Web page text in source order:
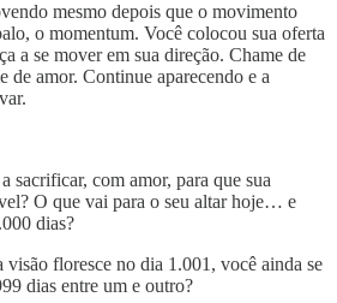
mesmo depois que o movimento
o momentum. Você colocou sua oferta
a se mover em sua direção. Chame de
de amor. Continue aparecendo e a
sacrificar, com amor, para que sua
O que vai para o seu altar hoje… e
dias?
visão floresce no dia 1.001, você ainda se
dias entre um e outro?